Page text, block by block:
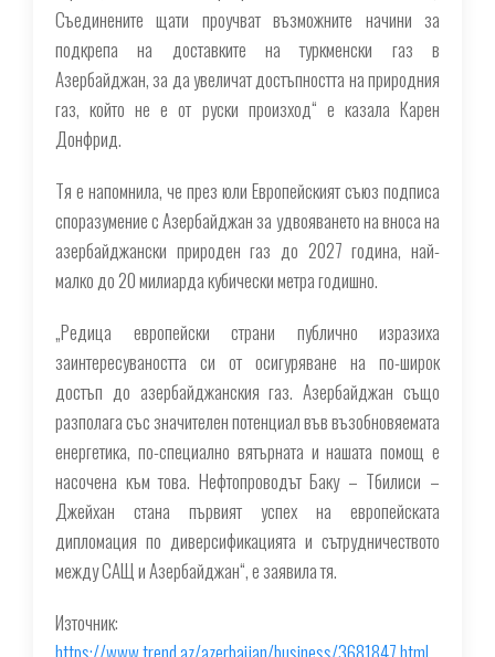
Съединените щати проучват възможните начини за
подкрепа на доставките на туркменски газ в
Азербайджан, за да увеличат достъпността на природния
газ, който не е от руски произход“ е казала Карен
Донфрид.
Тя е напомнила, че през юли Европейският съюз подписа
споразумение с Азербайджан за удвояването на вноса на
азербайджански природен газ до 2027 година, най-
малко до 20 милиарда кубически метра годишно.
„Редица европейски страни публично изразиха
заинтересуваността си от осигуряване на по-широк
достъп до азербайджанския газ. Азербайджан също
разполага със значителен потенциал във възобновяемата
енергетика, по-специално вятърната и нашата помощ е
насочена към това. Нефтопроводът Баку – Тбилиси –
Джейхан стана първият успех на европейската
дипломация по диверсификацията и сътрудничеството
между САЩ и Азербайджан“, е заявила тя.
Източник: